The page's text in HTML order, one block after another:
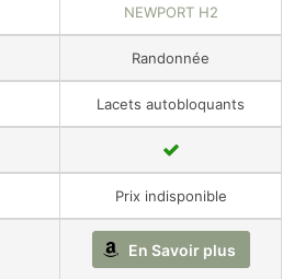
NEWPORT H2
Randonnée
Lacets autobloquants
Prix indisponible
En Savoir plus